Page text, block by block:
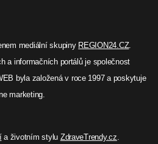
mediální skupiny REGION24.CZ.
a informačních portálů je společnost
byla založená v roce 1997 a poskytuje
marketing.
a životním stylu ZdraveTrendy.cz.